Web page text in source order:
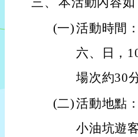
(一)活動時間
六、日，
場次約30
(二)活動地點
小油坑遊